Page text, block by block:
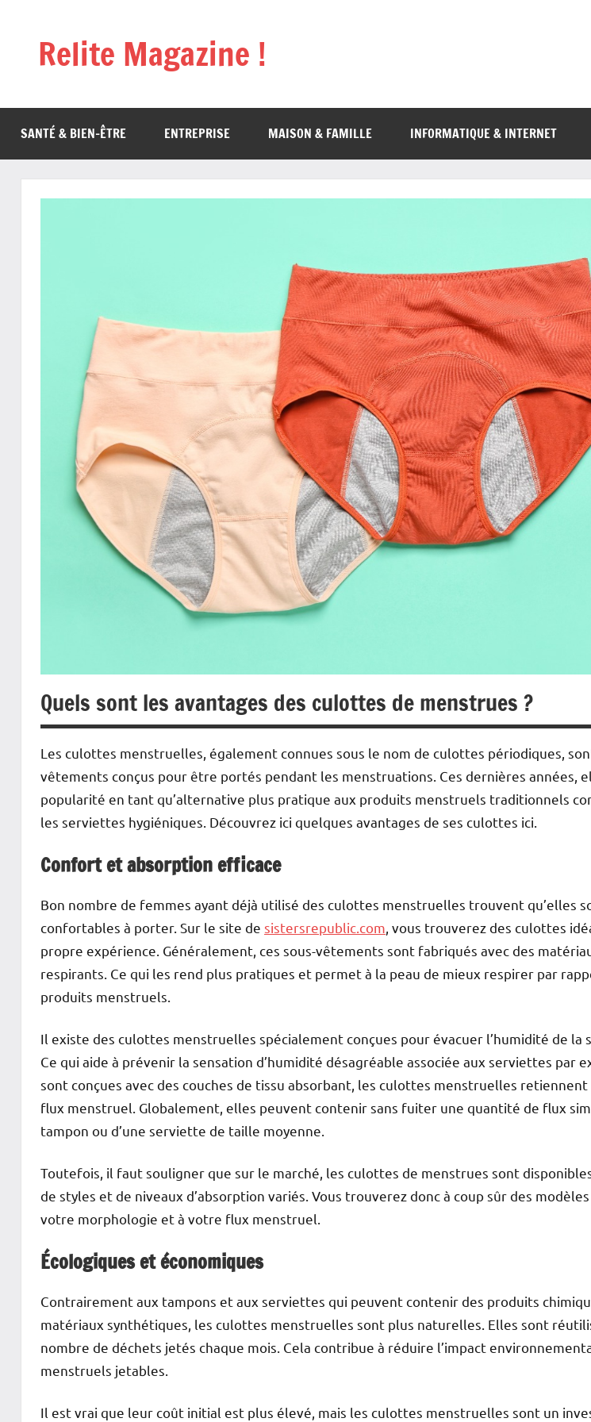
contenuRelite Magazine !
SANTÉ & BIEN-ÊTRE ENTREPRISE MAISON & FAMILLE INFORMATIQUE & INTERNET
Quels sont les avantages des culottes de menstrues ?
Les culottes menstruelles, également connues sous le nom de culottes périodiques,
vêtements conçus pour être portés pendant les menstruations. Ces dernières années,
popularité en tant qu’alternative plus pratique aux produits menstruels traditionnels
les serviettes hygiéniques. Découvrez ici quelques avantages de ses culottes ici.
Confort et absorption efficace
Bon nombre de femmes ayant déjà utilisé des culottes menstruelles trouvent qu’elles
confortables à porter. Sur le site de sistersrepublic.com , vous trouverez des culottes
propre expérience. Généralement, ces sous-vêtements sont fabriqués avec des
respirants. Ce qui les rend plus pratiques et permet à la peau de mieux respirer par
produits menstruels.
Il existe des culottes menstruelles spécialement conçues pour évacuer l’humidité de la
Ce qui aide à prévenir la sensation d’humidité désagréable associée aux serviettes par
sont conçues avec des couches de tissu absorbant, les culottes menstruelles
flux menstruel. Globalement, elles peuvent contenir sans fuiter une quantité de flux
tampon ou d’une serviette de taille moyenne.
Toutefois, il faut souligner que sur le marché, les culottes de menstrues sont
de styles et de niveaux d’absorption variés. Vous trouverez donc à coup sûr des modèles
votre morphologie et à votre flux menstruel.
Écologiques et économiques
Contrairement aux tampons et aux serviettes qui peuvent contenir des produits
matériaux synthétiques, les culottes menstruelles sont plus naturelles. Elles sont
nombre de déchets jetés chaque mois. Cela contribue à réduire l’impact
menstruels jetables.
Il est vrai que leur coût initial est plus élevé, mais les culottes menstruelles sont un